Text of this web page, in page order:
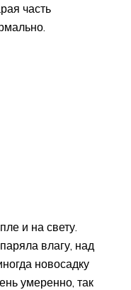
часть
и на свету.
влагу, над
новосадку
умеренно, так